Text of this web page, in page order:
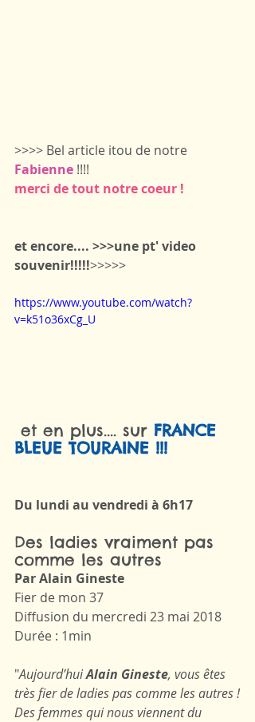
>>>> Bel article itou de notre
Fabienne !!!!
merci de tout notre coeur !
et encore.... >>>une pt' video
souvenir!!!!!>>>>>
https://www.youtube.com/watch?
v=k51o36xCg_U
et en plus.... sur FRANCE
BLEUE TOURAINE !!!
Du lundi au vendredi à 6h17
Des ladies vraiment pas
comme les autres
Par Alain Gineste
Fier de mon 37
Diffusion du mercredi 23 mai 2018
Durée : 1min
"Aujourd’hui Alain Gineste, vous êtes
très fier de ladies pas comme les autres !
Des femmes qui nous viennent du